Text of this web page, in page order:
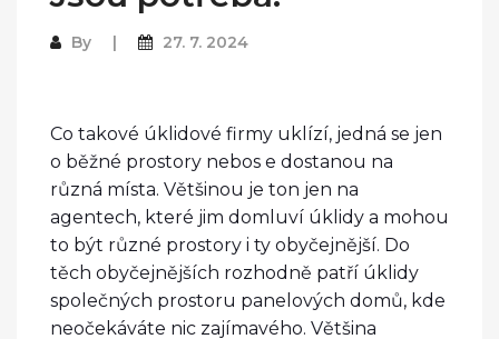
By 27. 7. 2024
Co takové úklidové firmy uklízí, jedná se jen
o běžné prostory nebos e dostanou na
různá místa. Většinou je ton jen na
agentech, které jim domluví úklidy a mohou
to být různé prostory i ty obyčejnější. Do
těch obyčejnějších rozhodně patří úklidy
společných prostoru panelových domů, kde
neočekáváte nic zajímavého. Většina